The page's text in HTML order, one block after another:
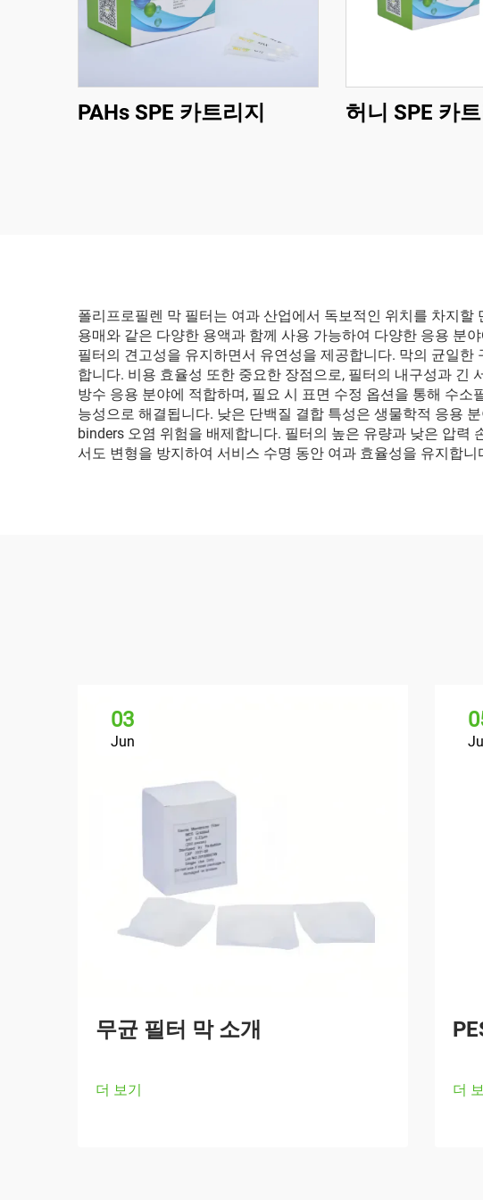
PAHs SPE 카트리지 허니 SPE 카트
폴리프로필렌 막 필터는 여과 산업에서 독보적인 위치를 차지
용매와 같은 다양한 용액과 함께 사용 가능하여 다양한 응용 분
필터의 견고성을 유지하면서 유연성을 제공합니다. 막의 균일
합니다. 비용 효율성 또한 중요한 장점으로, 필터의 내구성과
방수 응용 분야에 적합하며, 필요 시 표면 수정 옵션을 통해 수
능성으로 해결됩니다. 낮은 단백질 결합 특성은 생물학적 응용
binders 오염 위험을 배제합니다. 필터의 높은 유량과 낮은 압력
서도 변형을 방지하여 서비스 수명 동안 여과 효율성을 유지합
03
Jun
무균 필터 막 소개
더 보기 더